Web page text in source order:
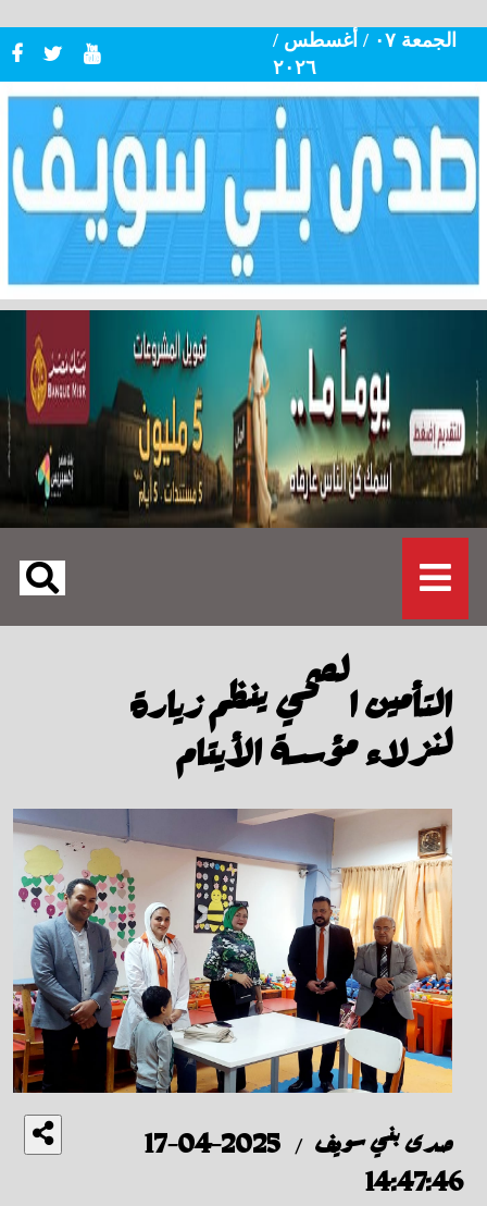
الجمعة ٠٧ / أغسطس /
٢٠٢٦
التأمين الصحي ينظم زيارة
لنزلاء مؤسسة الأيتام
صدى بني سويف /
2025-04-17
14:47:46